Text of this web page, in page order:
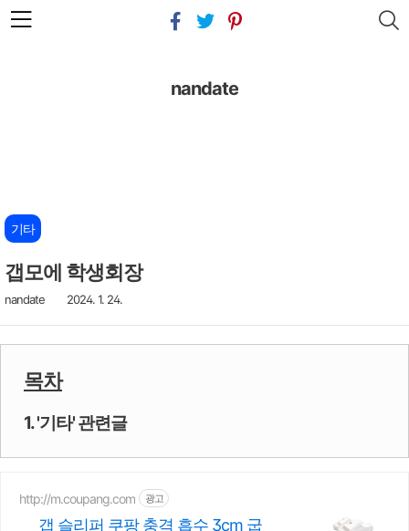
본문 바로가기
nandate
기타
갭모에 학생회장
nandate 2024. 1. 24.
목차
1. '기타' 관련글
http://m.coupang.com 광고
갭 슬리퍼 쿠팡 충격 흡수 3cm 굽